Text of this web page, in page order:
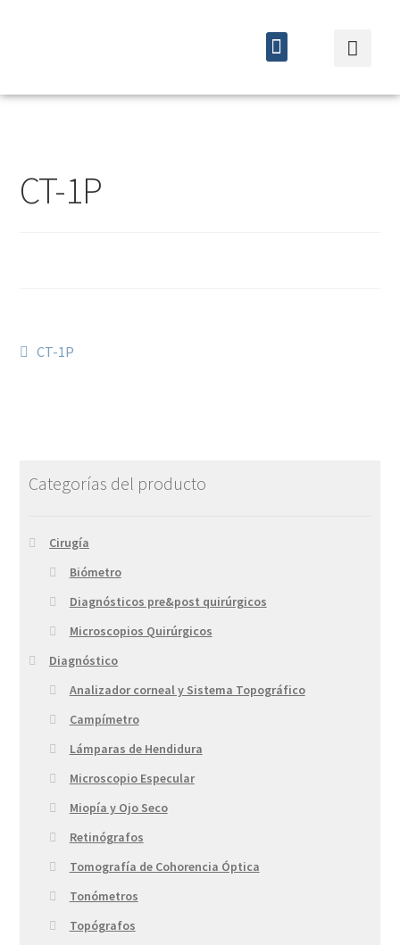
CT-1P
CT-1P
Categorías del producto
Cirugía
Biómetro
Diagnósticos pre&post quirúrgicos
Microscopios Quirúrgicos
Diagnóstico
Analizador corneal y Sistema Topográfico
Campímetro
Lámparas de Hendidura
Microscopio Especular
Miopía y Ojo Seco
Retinógrafos
Tomografía de Cohorencia Óptica
Tonómetros
Topógrafos